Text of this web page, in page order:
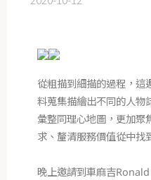
從粗描到細描的過程，這
料蒐集描繪出不同的人物
彙整同理心地圖，更加聚
求、釐清服務價值從中找
晚上邀請到車麻吉